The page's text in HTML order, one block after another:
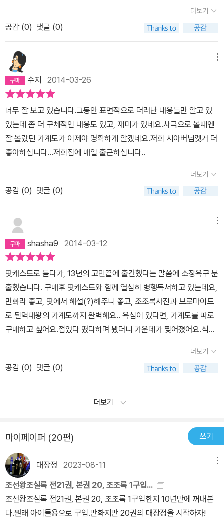
더보기
공감 (0) 댓글 (0)
수지 2014-03-26
너무 잘 보고 있습니다.그동안 표면적으로 더러난 내용들만 알고 있
었는데 좀 더 구체적인 내용도 있고, 재미가 있네요.사극으로 볼때엔
잘 몰랐던 가계도가 이제야 명확하게 알겠네요.저희 시아버님껫거 더
좋아하십니다...저희집에 매일 출근하십니다..
더보기
공감 (0) 댓글 (0)
shasha9 2014-03-12
팟캐스트로 듣다가, 13년의 고민끝에 출간했다는 말씀에 소장욕구 분
출했습니다. 구매후 팟캐스트와 함께 열심히 병행독서하고 있는데요,
만화라 좋고, 팟에서 해설(?)해주니 좋고, 조조록사전과 브로마이드
로 된역대왕의 가계도까지 완벽해요.. 욕심이 있다면, 가계도를 따로
구매하고 싶어요.접었다 폈다하며 봤더니 가운데가 찢어졌어요.식탁
될까요? 하여간... 조선왕조에 대해 입문이든 달인이든 상관없이 아
주아주 강추입니다.
더보기
공감 (0) 댓글 (0)
더보기
마이페이퍼 (20편) 쓰기
대장정 2023-08-11
조선왕조실록 전21권, 본권 20, 조조록 1구입...
조선왕조실록 전21권, 본권 20, 조조록 1구입한지 10년만에 꺼내본
다.원래 아이들용으로 구입.만화지만 20권의 대장정을 시작하자!